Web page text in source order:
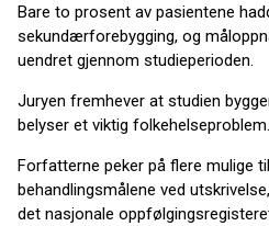
Bare to prosent av pasientene
sekundærforebygging, og
uendret gjennom studieperioden.
Juryen fremhever at studien
belyser et viktig folkehelseproblem.
Forfatterne peker på flere mulige
behandlingsmålene ved
det nasjonale